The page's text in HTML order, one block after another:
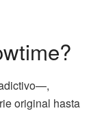
original hasta